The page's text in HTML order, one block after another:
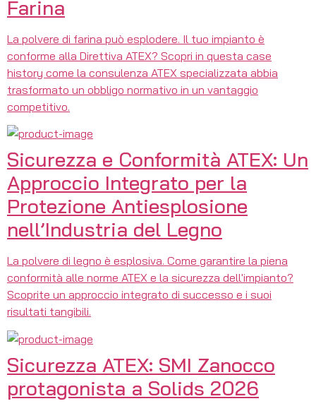
Farina
La polvere di farina può esplodere. Il tuo impianto è
conforme alla Direttiva ATEX? Scopri in questa case
history come la consulenza ATEX specializzata abbia
trasformato un obbligo normativo in un vantaggio
competitivo.
Sicurezza e Conformità ATEX: Un
Approccio Integrato per la
Protezione Antiesplosione
nell’Industria del Legno
La polvere di legno è esplosiva. Come garantire la piena
conformità alle norme ATEX e la sicurezza dell'impianto?
Scoprite un approccio integrato di successo e i suoi
risultati tangibili.
Sicurezza ATEX: SMI Zanocco
protagonista a Solids 2026